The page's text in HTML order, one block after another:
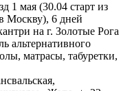
1 мая (30.04 старт из
Москву), 6 дней
на г. Золотые Рога
альтернативного
матрасы, табуретки,